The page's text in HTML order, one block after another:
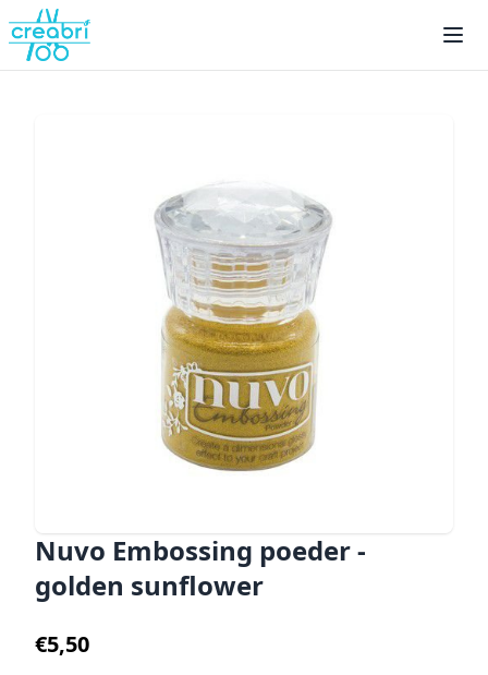
Nuvo Embossing poeder -
golden sunflower
€5,50